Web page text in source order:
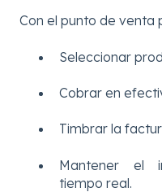
Con el punto de venta
Seleccionar
Cobrar en
Timbrar la
Mantener el
tiempo real.